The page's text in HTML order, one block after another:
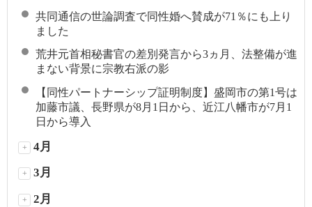
共同通信の世論調査で同性婚へ賛成が71％にも上り
ました
荒井元首相秘書官の差別発言から3ヵ月、法整備が進
まない背景に宗教右派の影
【同性パートナーシップ証明制度】盛岡市の第1号は
加藤市議、長野県が8月1日から、近江八幡市が7月1
日から導入
+ 4月
+ 3月
+ 2月